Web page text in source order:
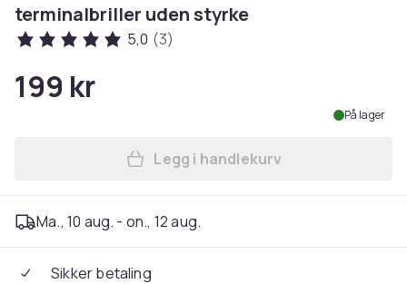
terminalbriller uden styrke
5,0 (3)
199 kr
På lager
Legg Pemtura-briller med
Legg i handlekurv
Ma., 10 aug. - on., 12 aug.
Sikker betaling